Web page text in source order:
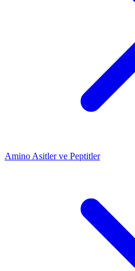
Amino Asitler ve Peptitler